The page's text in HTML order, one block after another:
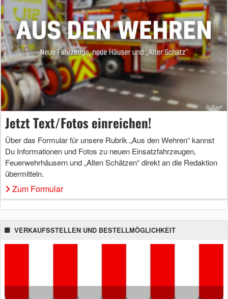
Jetzt Text/Fotos einreichen!
Über das Formular für unsere Rubrik „Aus den Wehren“ kannst
Du Informationen und Fotos zu neuen Einsatzfahrzeugen,
Feuerwehrhäusern und „Alten Schätzen“ direkt an die Redaktion
übermitteln.
Zum Formular
VERKAUFSSTELLEN UND BESTELLMÖGLICHKEIT